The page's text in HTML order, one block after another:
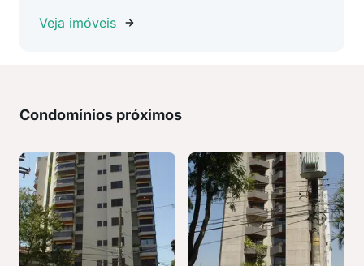
Veja imóveis
Condomínios próximos